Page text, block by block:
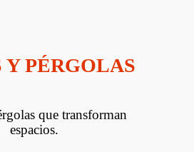
Y PÉRGOLAS
que transforman
espacios.